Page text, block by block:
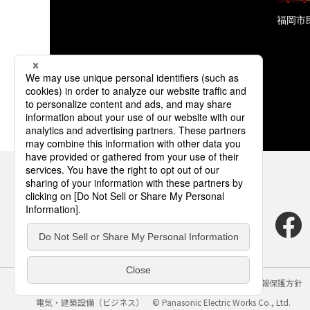
福岡市
サイトのご利用にあたって クッキーポリシー
個人情報保護方針
電気・建築設備（ビジネス）
© Panasonic Electric Works Co., Ltd.